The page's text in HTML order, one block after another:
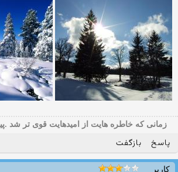
زمانی که خاطره هایت از امیدهایت قوی تر شد
پاسخ بازگفت
کاربر